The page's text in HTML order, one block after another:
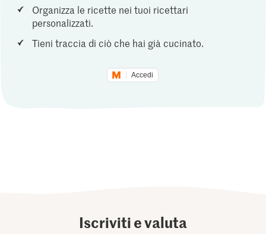
Organizza le ricette nei tuoi ricettari
personalizzati.
Tieni traccia di ciò che hai già cucinato.
Accedi
Iscriviti e valuta